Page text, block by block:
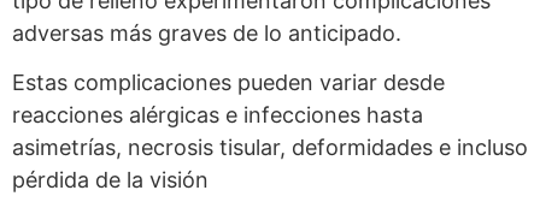
adversas más graves de lo anticipado.
Estas complicaciones pueden variar desde
reacciones alérgicas e infecciones hasta
asimetrías, necrosis tisular, deformidades e incluso
pérdida de la visión